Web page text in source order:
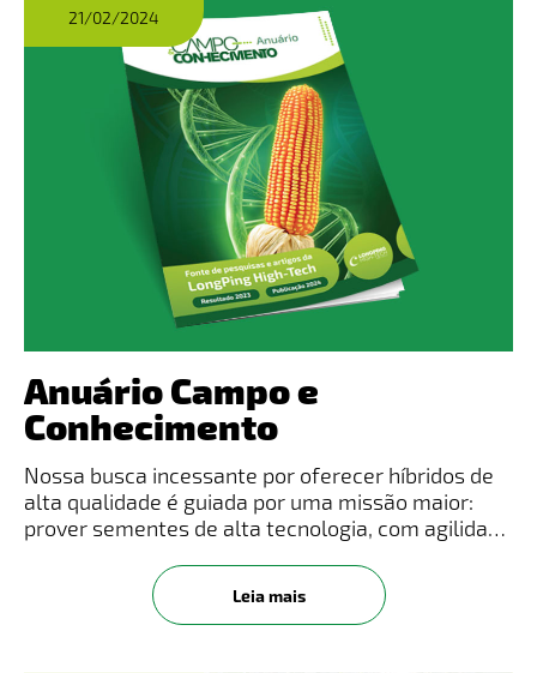
21/02/2024
Anuário Campo e
Conhecimento
Nossa busca incessante por oferecer híbridos de
alta qualidade é guiada por uma missão maior:
prover sementes de alta tecnologia, com agilidade
humanidade. Nascemos na China, onde
integramos o Grupo CITIC – maio
Leia mais